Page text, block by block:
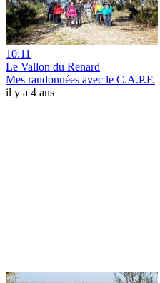
10:11
Le Vallon du Renard
Mes randonnées avec le C.A.P.F.
il y a 4 ans